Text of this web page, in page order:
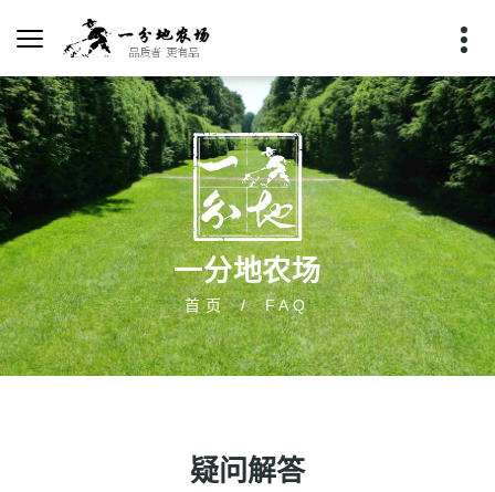
一分地农场
首页 FAQ
疑问解答